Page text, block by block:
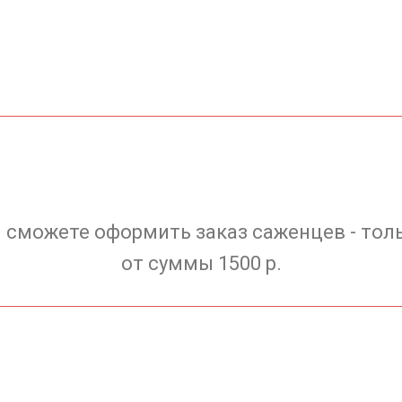
оформить заказ саженцев -
от суммы 1500 р.